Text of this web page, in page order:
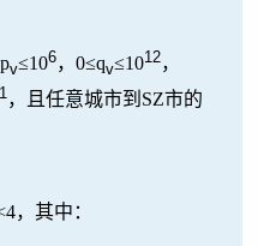
v≤106，0≤qv≤1012，
，且任意城市到SZ市的
，其中：